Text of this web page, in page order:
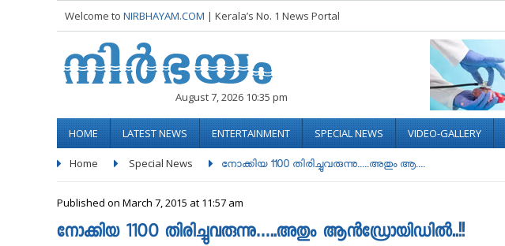
Welcome to NIRBHAYAM.COM | Kerala’s No. 1 News Portal
August 7, 2026 10:35 pm
HOME LATEST NEWS ENTERTAINMENT SPECIAL NEWS VIDEO-GALLERY
Home Special News നോക്കിയ 1100 തിരിച്ചുവരുന്നു.....അതും ആ....
Published on March 7, 2015 at 11:57 am
നോക്കിയ 1100 തിരിച്ചുവരുന്നു…..അതും ആന്‍ഡ്രോയിഡില്‍..!!